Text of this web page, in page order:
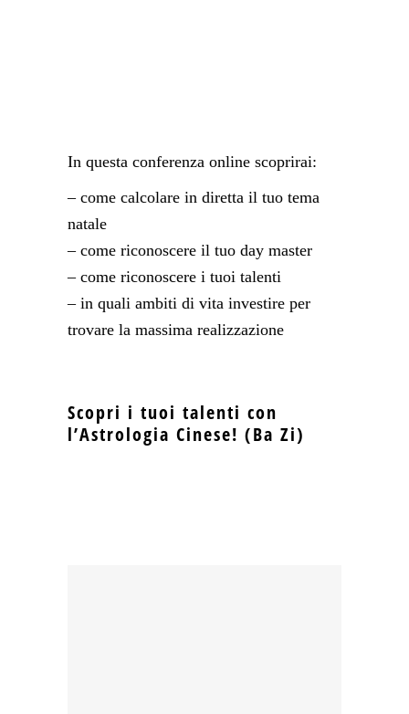
In questa conferenza online scoprirai:
– come calcolare in diretta il tuo tema
natale
– come riconoscere il tuo day master
– come riconoscere i tuoi talenti
– in quali ambiti di vita investire per
trovare la massima realizzazione
Scopri i tuoi talenti con
l’Astrologia Cinese! (Ba Zi)